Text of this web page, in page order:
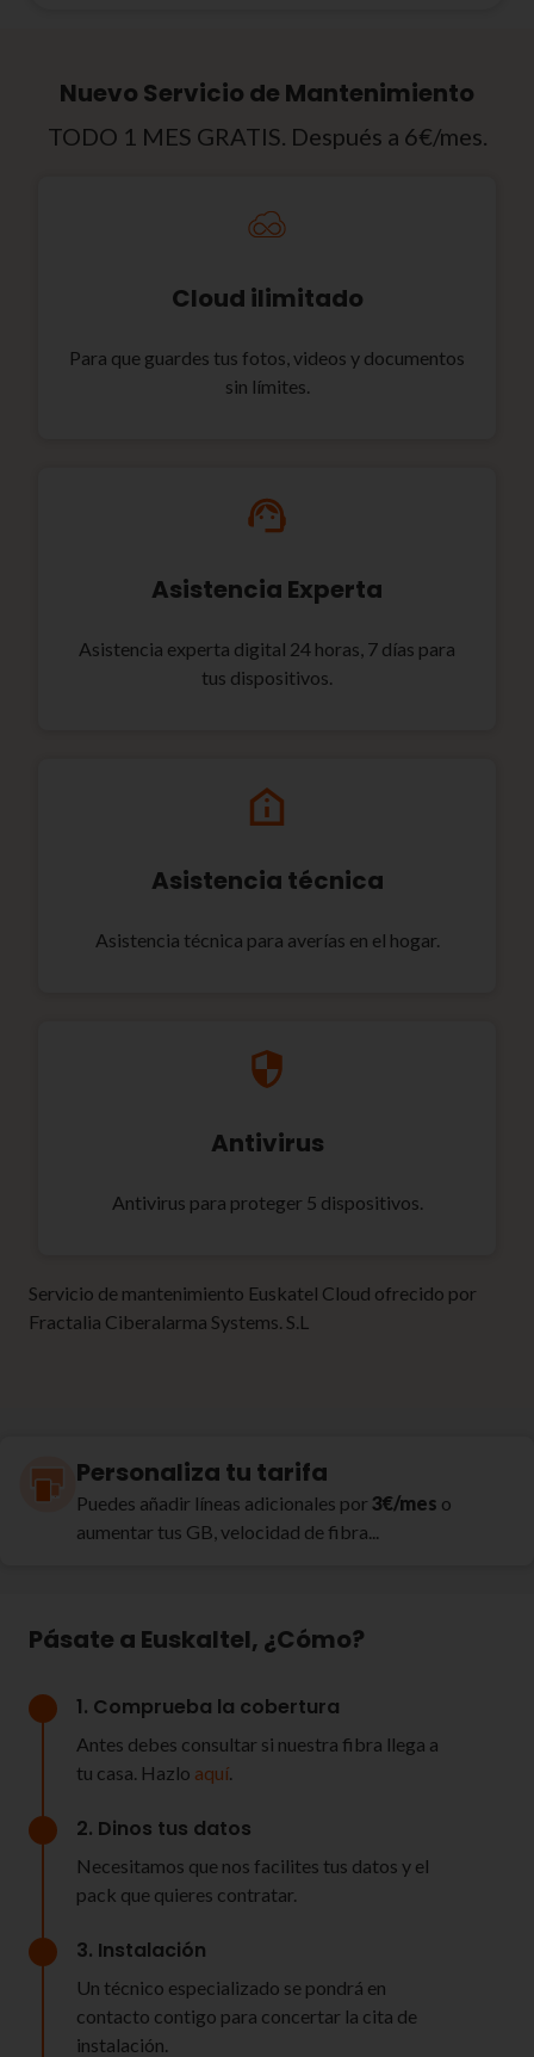
Nuevo Servicio de Mantenimiento
TODO 1 MES GRATIS. Después a 6€/mes.
Cloud ilimitado
Para que guardes tus fotos, videos y documentos
sin límites.
Asistencia Experta
Asistencia experta digital 24 horas, 7 días para
tus dispositivos.
Asistencia técnica
Asistencia técnica para averías en el hogar.
Antivirus
Antivirus para proteger 5 dispositivos.
Servicio de mantenimiento Euskatel Cloud ofrecido por
Fractalia Ciberalarma Systems. S.L
Personaliza tu tarifa
Puedes añadir líneas adicionales por 3€/mes o
aumentar tus GB, velocidad de fibra...
Pásate a Euskaltel, ¿Cómo?
1. Comprueba la cobertura
Antes debes consultar si nuestra fibra llega a
tu casa. Hazlo aquí.
2. Dinos tus datos
Necesitamos que nos facilites tus datos y el
pack que quieres contratar.
3. Instalación
Un técnico especializado se pondrá en
contacto contigo para concertar la cita de
instalación.